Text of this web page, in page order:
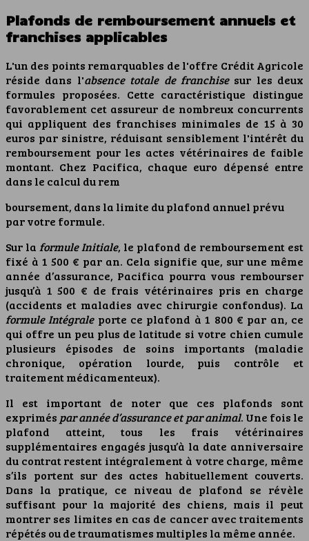
Plafonds de remboursement annuels et
franchises applicables
L'un des points remarquables de l'offre Crédit Agricole
réside dans l'absence totale de franchisesur les deux
formules proposées. Cette caractéristique distingue
favorablement cet assureur de nombreux concurrents
qui appliquent des franchises minimales de 15 à 30
euros par sinistre, réduisant sensiblement l'intérêt du
remboursement pour les actes vétérinaires de faible
montant. Chez Pacifica, chaque euro dépensé entre
dans le calcul du rem
boursement, dans la limite du plafond annuel prévu
par votre formule.
Sur la formule Initiale, le plafond de remboursement est
fixé à 1 500 € par an. Cela signifie que, sur une même
année d’assurance, Pacifica pourra vous rembourser
jusqu’à 1 500 € de frais vétérinaires pris en charge
(accidents et maladies avec chirurgie confondus). La
formule Intégraleporte ce plafond à 1 800 € par an, ce
qui offre un peu plus de latitude si votre chien cumule
plusieurs épisodes de soins importants (maladie
chronique, opération lourde, puis contrôle et
traitement médicamenteux).
Il est important de noter que ces plafonds sont
exprimés par année d’assurance et par animal. Une fois le
plafond atteint, tous les frais vétérinaires
supplémentaires engagés jusqu’à la date anniversaire
du contrat restent intégralement à votre charge, même
s’ils portent sur des actes habituellement couverts.
Dans la pratique, ce niveau de plafond se révèle
suffisant pour la majorité des chiens, mais il peut
montrer ses limites en cas de cancer avec traitements
répétés ou de traumatismes multiples la même année.